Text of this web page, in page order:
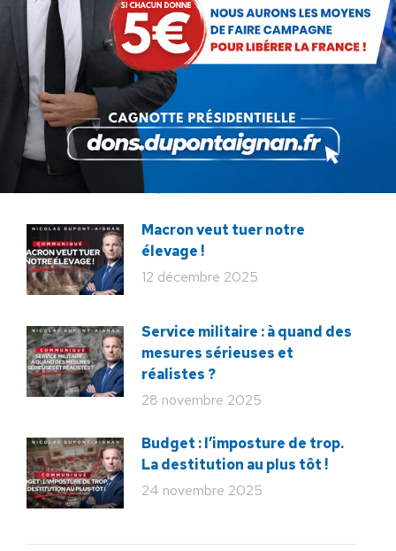
Communiqué : Corse,
l’engrenage d’une France
fragmentée
26 juin 2026
En ce 18 juin, le meilleur
hommage : libérer à nouveau la
France !
18 juin 2026
Macron veut tuer notre
élevage !
12 décembre 2025
Service militaire : à quand des
mesures sérieuses et
réalistes ?
28 novembre 2025
Budget : l’imposture de trop.
La destitution au plus tôt !
24 novembre 2025